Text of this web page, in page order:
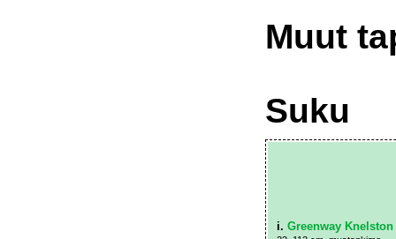
Muut
Suku
i. Greenway Knelston